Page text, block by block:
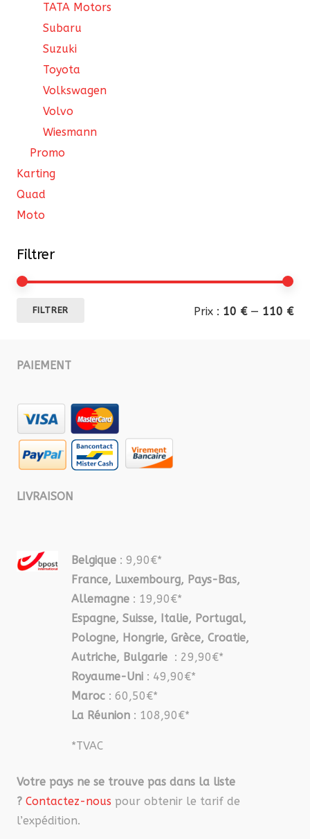
TATA Motors
Subaru
Suzuki
Toyota
Volkswagen
Volvo
Wiesmann
Promo
Karting
Quad
Moto
Filtrer
FILTRER Prix : 10 €— 110 €
PAIEMENT
LIVRAISON
Belgique : 9,90€*
France, Luxembourg, Pays-Bas,
Allemagne : 19,90€*
Espagne, Suisse, Italie, Portugal,
Pologne, Hongrie, Grèce, Croatie,
Autriche, Bulgarie : 29,90€*
Royaume-Uni : 49,90€*
Maroc : 60,50€*
La Réunion : 108,90€*
*TVAC
Votre pays ne se trouve pas dans la liste
? Contactez-nous pour obtenir le tarif de
l’expédition.